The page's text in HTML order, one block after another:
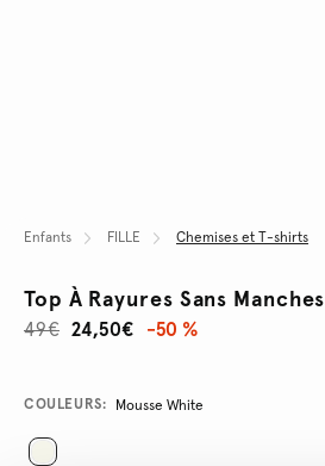
Enfants FILLE Chemises et T-shirts
Top À Rayures Sans Manches
24,50€
49€ -50 %
Promotions
Variations
COULEURS: Mousse White